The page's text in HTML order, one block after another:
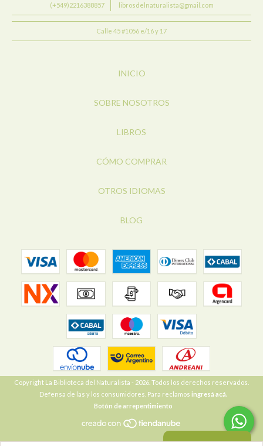
(+549)2216388857 librosdelnaturalista@gmail.com
Calle 45 #1056 e/16 y 17
INICIO
SOBRE NOSOTROS
LIBROS
CÓMO COMPRAR
OTROS IDIOMAS
BLOG
Copyright La Biblioteca del Naturalista - 2026. Todos los derechos reservados.
Defensa de las y los consumidores. Para reclamos ingresá acá.
Botón de arrepentimiento